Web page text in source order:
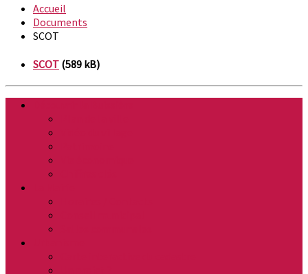
Accueil
Documents
SCOT
SCOT (589 kB)